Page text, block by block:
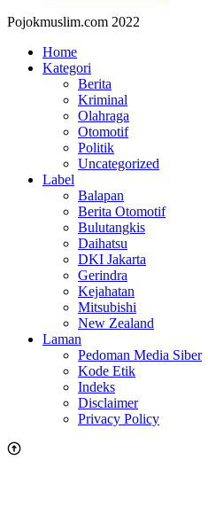
Pojokmuslim.com 2022
Home
Kategori
Berita
Kriminal
Olahraga
Otomotif
Politik
Uncategorized
Label
Balapan
Berita Otomotif
Bulutangkis
Daihatsu
DKI Jakarta
Gerindra
Kejahatan
Mitsubishi
New Zealand
Laman
Pedoman Media Siber
Kode Etik
Indeks
Disclaimer
Privacy Policy